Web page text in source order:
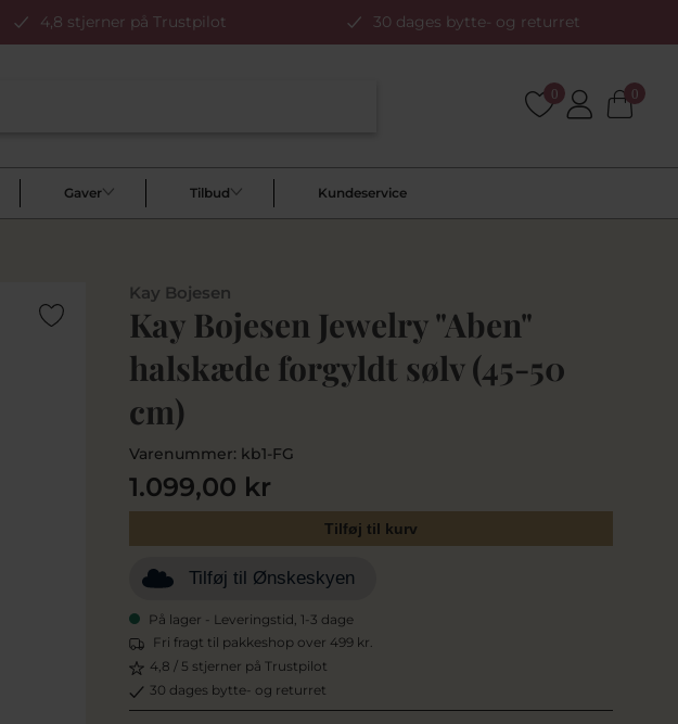
4,8 stjerner på Trustpilot 30 dages bytte- og returret
0 0
Gaver Tilbud Kundeservice
Kay Bojesen
Kay Bojesen Jewelry "Aben"
halskæde forgyldt sølv (45-50
cm)
Varenummer: kb1-FG
1.099,00 kr
Tilføj til kurv
Tilføj til Ønskeskyen
På lager - Leveringstid, 1-3 dage
Fri fragt til pakkeshop over 499 kr.
4,8 / 5 stjerner på Trustpilot
30 dages bytte- og returret